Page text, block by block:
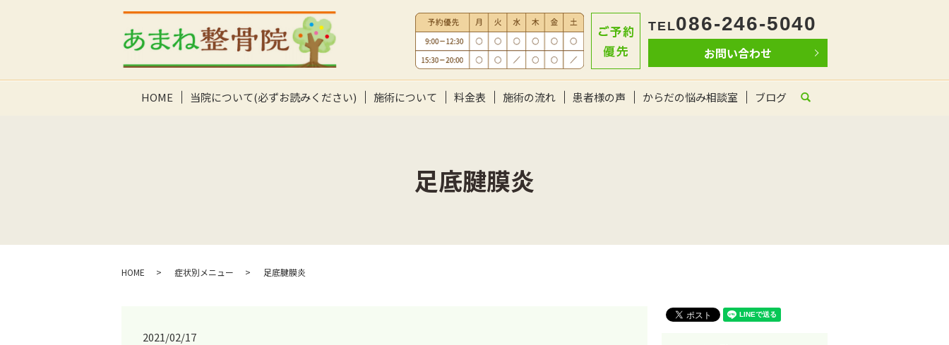
HOME 当院について(必ずお読みください) 施術について 料金表 施術の流れ 患者様の声 からだの悩み相談室 ブログ search
TEL086-246-5040
お問い合わせ
足底腱膜炎
HOME 症状別メニュー 足底腱膜炎
2021/02/17